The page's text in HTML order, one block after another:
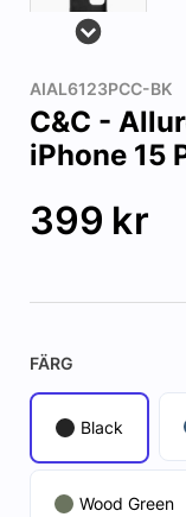
AIAL6123PCC-BK
C&C -
iPhone 15
399 kr
FÄRG
Black
Wood Green